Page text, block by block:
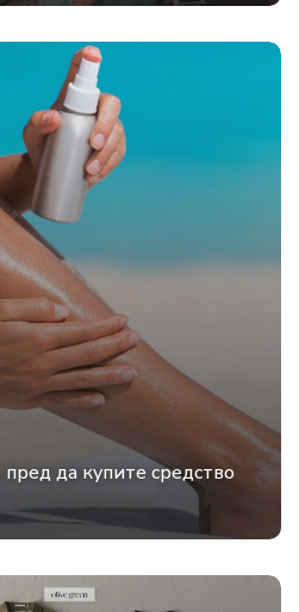
да купите средство